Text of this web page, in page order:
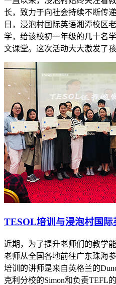
长，致力于向社会持续不断传
日，浸泡村国际英语湘潭校区
学，给该校初一年级的几十名
文课堂。这次活动大大激发了
TESOL培训与浸泡村国际
近期，为了提升老师们的教学
老师从全国各地前往广东珠海
培训的讲师是来自英格兰的
克利分校的Simon和负责TEFL